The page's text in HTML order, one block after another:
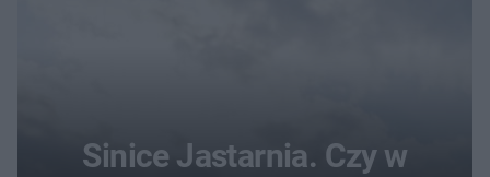
Sinice Jastarnia. Czy w